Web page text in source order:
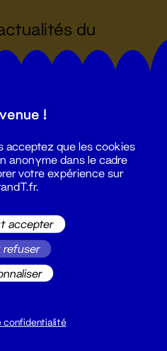
du
!
acceptez que les cookies
anonyme dans le cadre
votre expérience sur
accepter
refuser
confidentialité